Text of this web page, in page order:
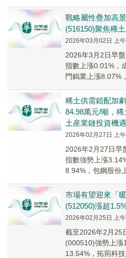
戰略屬性疊加高
(516150)聚焦稀
2026年03月02日 上
2026年3月2日早
指數上漲0.01%，
門鎢業上漲8.07%
稀土供需錯配加
84.98萬元/噸，
土産業鏈投資機遇
2026年02月27日 上
2026年2月27日早
指數強勢上漲
8.94%，包鋼股份
市場有望迎來「
(512050)漲超
2026年02月25日 上
截至2026年2月25
(000510)強勢上漲
13.54%，拓荊科